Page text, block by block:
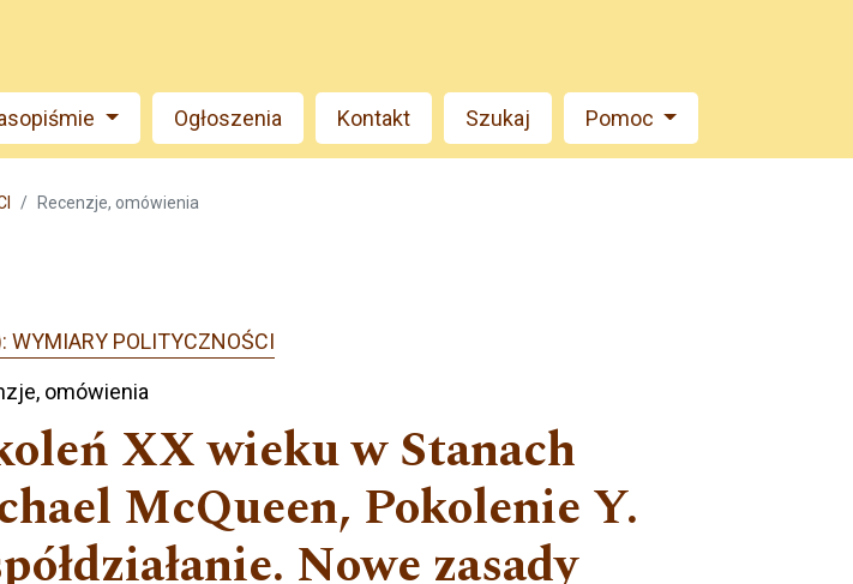
Ogłoszenia Kontakt Szukaj Pomoc
Recenzje, omówienia
POLITYCZNOŚCI
omówienia
XX wieku w Stanach
McQueen, Pokolenie Y.
Nowe zasady